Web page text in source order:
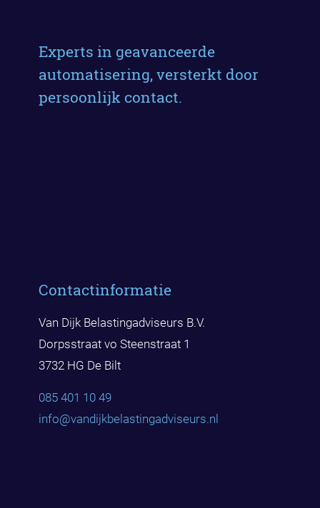
Experts in geavanceerde
automatisering, versterkt door
persoonlijk contact.
Contactinformatie
Van Dijk Belastingadviseurs B.V.
Dorpsstraat vo Steenstraat 1
3732 HG De Bilt
085 401 10 49
info@vandijkbelastingadviseurs.nl